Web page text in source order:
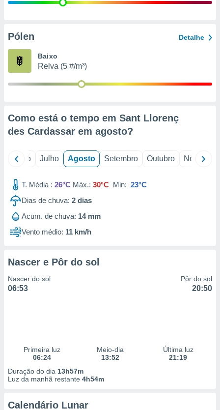
e
de
Pólen Detalhe
Baixo
Relva (5 #/m³)
Como está o tempo em Sant Llorenç
des Cardassar em agosto?
Junho Julho Agosto Setembro Outubro Novembro
T. Média : 26°C Máx.: 30°C Min: 23°C
Dias de chuva: 2 dias
Acum. de chuva: 14 mm
Vento médio: 11 km/h
Nascer e Pôr do sol
Nascer do sol
06:53
Pôr do sol
20:50
Primeira luz
06:24
Meio-dia
13:52
Última luz
21:19
Duração do dia 13h57m
Luz da manhã restante 4h54m
Calendário Lunar